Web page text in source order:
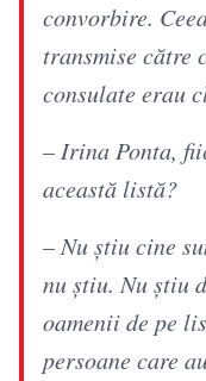
convorbire.
transmise către
consulate erau
– Irina Ponta,
această listă?
– Nu știu cine
nu știu. Nu știu
oamenii de pe
persoane care